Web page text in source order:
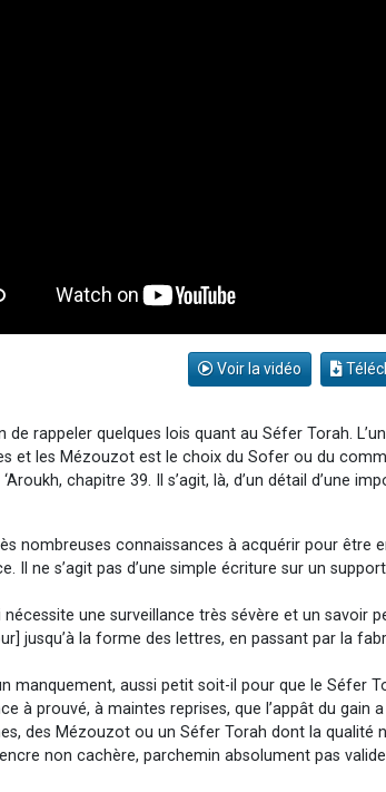
Voir la vidéo
de rappeler quelques lois quant au Séfer Torah.
et les Mézouzot est le choix du Sofer ou du
chapitre 39. Il s’agit, là, d’un détail d’une
nombreuses connaissances à acquérir pour être
Il ne s’agit pas d’une simple écriture sur un
nécessite une surveillance très sévère et un savoir
jusqu’à la forme des lettres, en passant par la
manquement, aussi petit soit-il pour que le Séfer
à prouvé, à maintes reprises, que l’appât du
des Mézouzot ou un Séfer Torah dont la qualité
non cachère, parchemin absolument pas